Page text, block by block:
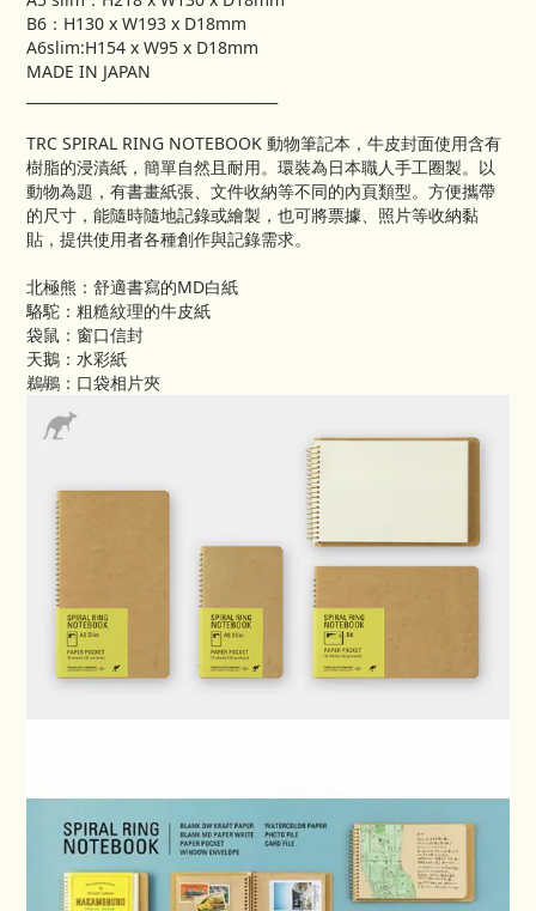
B6：H130 x W193 x D18mm
A6slim:H154 x W95 x D18mm
MADE IN JAPAN
TRC SPIRAL RING NOTEBOOK 動物筆記本，牛皮封面使用含有
樹脂的浸漬紙，簡單自然且耐用。環裝為日本職人手工圈製。以
動物為題，有書畫紙張、文件收納等不同的內頁類型。方便攜帶
的尺寸，能隨時隨地記錄或繪製，也可將票據、照片等收納黏
貼，提供使用者各種創作與記錄需求。
北極熊：舒適書寫的MD白紙
駱駝：粗糙紋理的牛皮紙
袋鼠：窗口信封
天鵝：水彩紙
鵜鶘：口袋相片夾